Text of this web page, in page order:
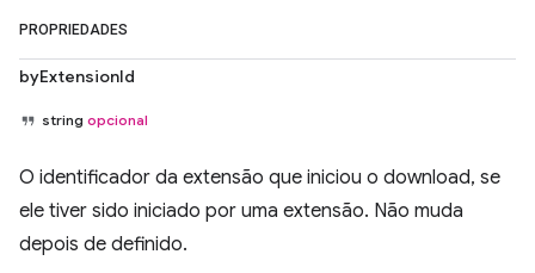
PROPRIEDADES
byExtensionId
string opcional
O identificador da extensão que iniciou o download, se
ele tiver sido iniciado por uma extensão. Não muda
depois de definido.